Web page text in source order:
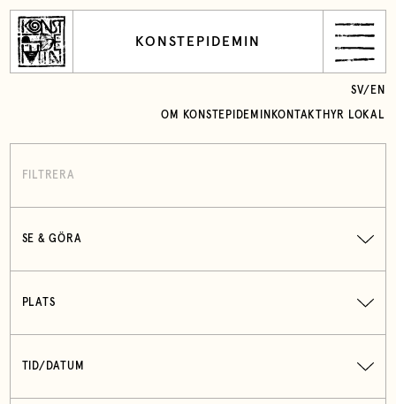
KONSTEPIDEMIN
OM KONSTEPIDEMIN KONTAKT HYR LOKAL
SV/ EN
FILTRERA
SE & GÖRA
PLATS
TID/DATUM